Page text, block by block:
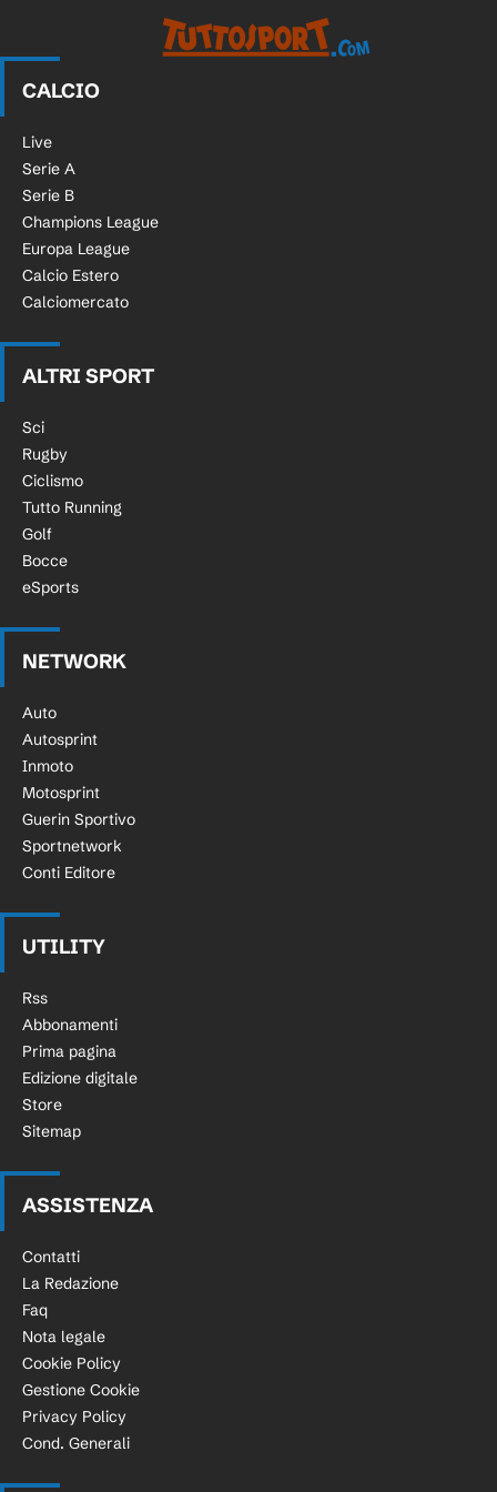
CALCIO
Live
Serie A
Serie B
Champions League
Europa League
Calcio Estero
Calciomercato
ALTRI SPORT
Sci
Rugby
Ciclismo
Tutto Running
Golf
Bocce
eSports
NETWORK
Auto
Autosprint
Inmoto
Motosprint
Guerin Sportivo
Sportnetwork
Conti Editore
UTILITY
Rss
Abbonamenti
Prima pagina
Edizione digitale
Store
Sitemap
ASSISTENZA
Contatti
La Redazione
Faq
Nota legale
Cookie Policy
Gestione Cookie
Privacy Policy
Cond. Generali